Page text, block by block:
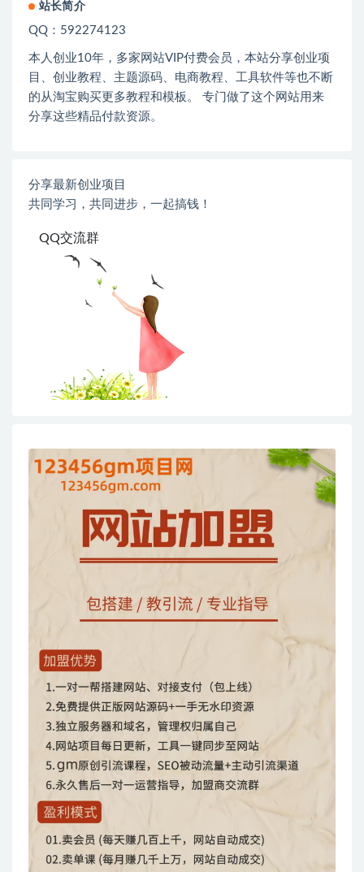
站长简介
QQ：592274123
本人创业10年，多家网站VIP付费会员，本站分享创业项
目、创业教程、主题源码、电商教程、工具软件等也不断
的从淘宝购买更多教程和模板。 专门做了这个网站用来
分享这些精品付款资源。
分享最新创业项目
共同学习，共同进步，一起搞钱！
QQ交流群